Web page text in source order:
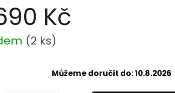
Kč
(2 ks)
Můžeme doručit do:10.8.2026